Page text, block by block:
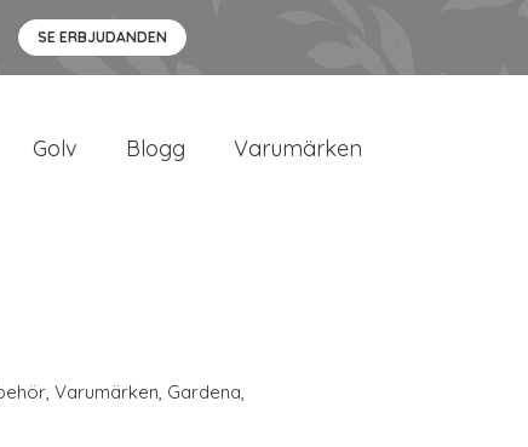
SE ERBJUDANDEN
Golv Blogg Varumärken
, Varumärken, Gardena,